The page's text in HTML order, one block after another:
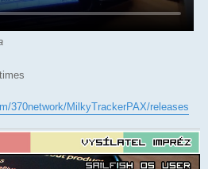
370network/MilkyTrackerPAX/releases